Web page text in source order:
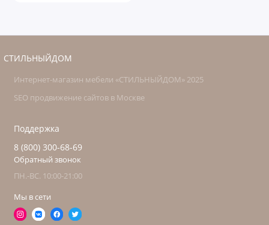
СТИЛЬНЫЙДОМ
Интернет-магазин мебели «СТИЛЬНЫЙДОМ» 2025
SEO продвижение сайтов в Москве
Поддержка
8 (800) 300-68-69
Обратный звонок
ПН.-ВС. 10:00-21:00
Мы в сети